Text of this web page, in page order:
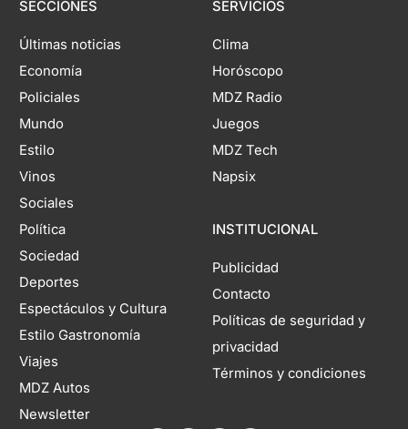
SECCIONES
Últimas noticias
Economía
Policiales
Mundo
Estilo
Vinos
Sociales
Política
Sociedad
Deportes
Espectáculos y Cultura
Estilo Gastronomía
Viajes
MDZ Autos
Newsletter
SERVICIOS
Clima
Horóscopo
MDZ Radio
Juegos
MDZ Tech
Napsix
INSTITUCIONAL
Publicidad
Contacto
Políticas de seguridad y
privacidad
Términos y condiciones